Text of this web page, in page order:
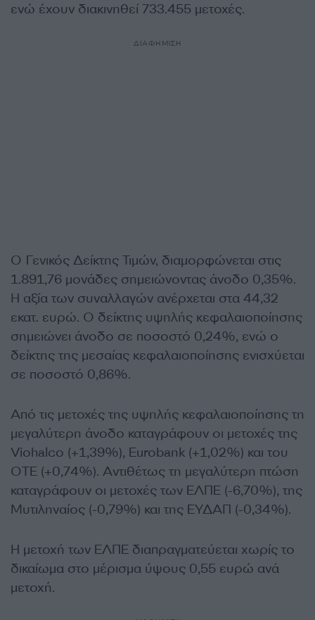
ενώ έχουν διακινηθεί 733.455 μετοχές.
ΔΙΑΦΗΜΙΣΗ
O Γενικός Δείκτης Τιμών, διαμορφώνεται στις
1.891,76 μονάδες σημειώνοντας άνοδο 0,35%.
Η αξία των συναλλαγών ανέρχεται στα 44,32
εκατ. ευρώ. Ο δείκτης υψηλής κεφαλαιοποίησης
σημειώνει άνοδο σε ποσοστό 0,24%, ενώ ο
δείκτης της μεσαίας κεφαλαιοποίησης ενισχύεται
σε ποσοστό 0,86%.
Από τις μετοχές της υψηλής κεφαλαιοποίησης τη
μεγαλύτερη άνοδο καταγράφουν οι μετοχές της
Viohalco (+1,39%), Eurobank (+1,02%) και του
ΟΤΕ (+0,74%). Αντιθέτως τη μεγαλύτερη πτώση
καταγράφουν οι μετοχές των ΕΛΠΕ (-6,70%), της
Μυτιληναίος (-0,79%) και της ΕΥΔΑΠ (-0,34%).
Η μετοχή των ΕΛΠΕ διαπραγματεύεται χωρίς το
δικαίωμα στο μέρισμα ύψους 0,55 ευρώ ανά
μετοχή.